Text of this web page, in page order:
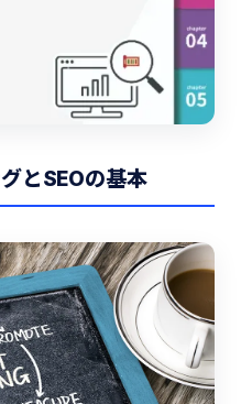
とSEOの基本